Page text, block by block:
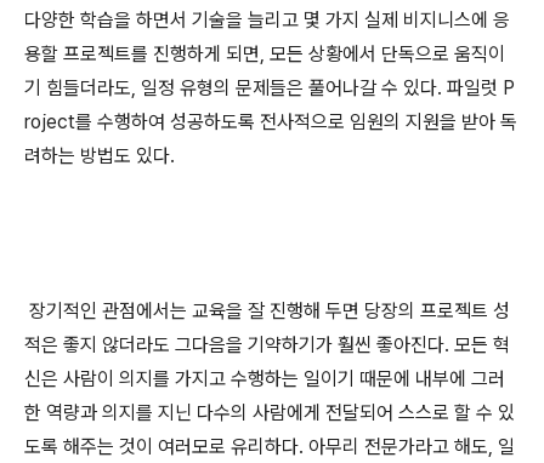
다양한 학습을 하면서 기술을 늘리고 몇 가지 실제 비지니스에 응
용할 프로젝트를 진행하게 되면, 모든 상황에서 단독으로 움직이
기 힘들더라도, 일정 유형의 문제들은 풀어나갈 수 있다. 파일럿 P
roject를 수행하여 성공하도록 전사적으로 임원의 지원을 받아 독
려하는 방법도 있다.
장기적인 관점에서는 교육을 잘 진행해 두면 당장의 프로젝트 성
적은 좋지 않더라도 그다음을 기약하기가 훨씬 좋아진다. 모든 혁
신은 사람이 의지를 가지고 수행하는 일이기 때문에 내부에 그러
한 역량과 의지를 지닌 다수의 사람에게 전달되어 스스로 할 수 있
도록 해주는 것이 여러모로 유리하다. 아무리 전문가라고 해도, 일